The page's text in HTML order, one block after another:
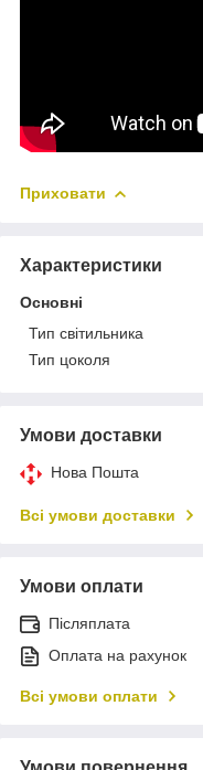
Приховати
Характеристики
Основні
Тип світильника
Тип цоколя
Умови доставки
Нова Пошта
Всі умови доставки
Умови оплати
Післяплата
Оплата на рахунок
Всі умови оплати